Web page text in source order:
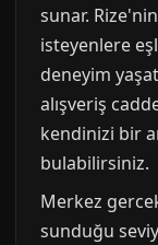
sunar.
isteyenlere
deneyim
alışveriş
kendinizi bir
bulabilirsiniz.
Merkez
sunduğu